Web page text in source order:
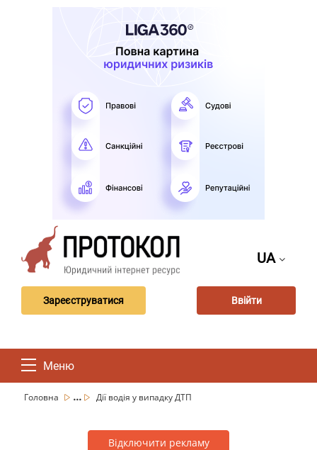
UA
Зареєструватися Ввійти
Меню
Головна ... Дії водія у випадку ДТП
Відключити рекламу